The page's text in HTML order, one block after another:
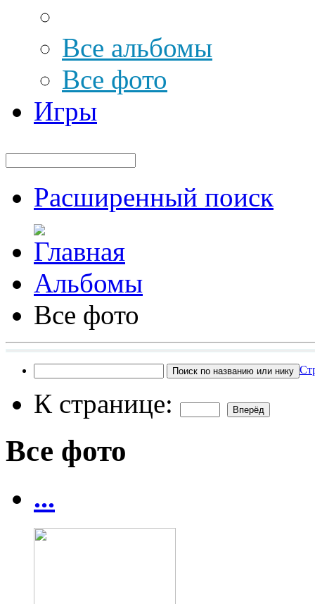
Все альбомы
Все фото
Игры
Расширенный поиск
Альбомы
Все фото
К странице:
Все фото
...